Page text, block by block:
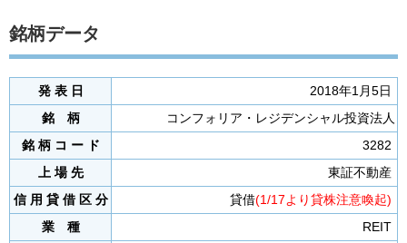
銘柄データ
発 表 日
2018年1月5日
銘 柄
コンフォリア・レジデンシャル投資法人
銘 柄 コ ー ド
3282
上 場 先
東証不動産
信 用 貸 借 区 分
貸借(1/17より貸株注意喚起)
業 種
REIT